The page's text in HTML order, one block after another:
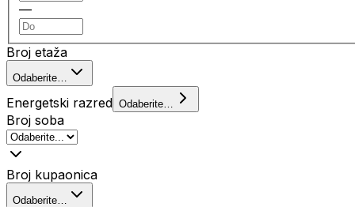
—
Broj etaža
Odaberite…
Energetski razred Odaberite…
Broj soba
Broj kupaonica
Odaberite…